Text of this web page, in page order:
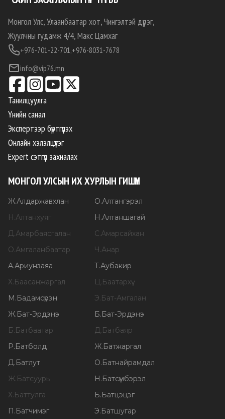
Монгол Улс, Улаанбаатар хот, Чингэлтэй дүүрэг,
Жуулчны гудамж 4/4, Макс Цамхаг
+976-701-22-701,+976-8031-7678
info@vip76.mn
Танилцуулга
Үнийн санал
Экспертээр бүртгүүлэх
Онлайн хэлэлцүүлэг
Expert сэтгүүл захиалах
МОНГОЛ УЛСЫН ИХ ХУРЛЫН ГИШҮҮН
Ж.Алдаржавхлан О.Алтангэрэл
Н.Алтанхуяг Н.Алтаншагай
Д.Амарбаясгалан С.Амарсайхан
О.Амгаланбаатар Ч.Анар
А.Ариунзаяа Т.Аубакир
Х.Баасанжаргал Ц.Баатархүү
М.Бадамсүрэн Э.Бат-Амгалан
Ж.Бат-Эрдэнэ Б.Бат-Эрдэнэ
Б.Батбаатар Д.Батбаяр
Р.Батболд Ж.Батжаргал
Д.Батлут О.Батнайрамдал
Ж.Батсуурь Н.Батсүмбэрэл
Х.Баттулга Б.Батцэцэг
П.Батчимэг Э.Батшугар